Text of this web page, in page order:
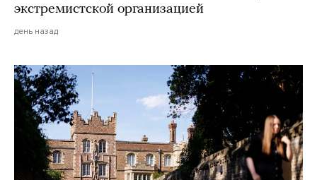
экстремистской организацией
день назад